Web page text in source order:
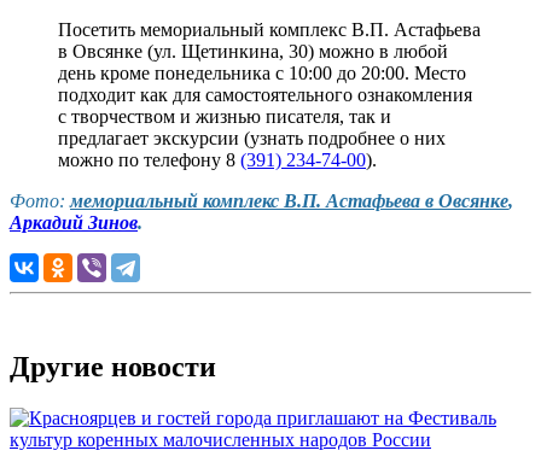
Посетить мемориальный комплекс В.П. Астафьева
в Овсянке (ул. Щетинкина, 30) можно в любой
день кроме понедельника с 10:00 до 20:00. Место
подходит как для самостоятельного ознакомления
с творчеством и жизнью писателя, так и
предлагает экскурсии (узнать подробнее о них
можно по телефону 8 (391) 234-74-00).
Фото:мемориальный комплекс В.П. Астафьева в Овсянке,
Аркадий Зинов.
Другие новости